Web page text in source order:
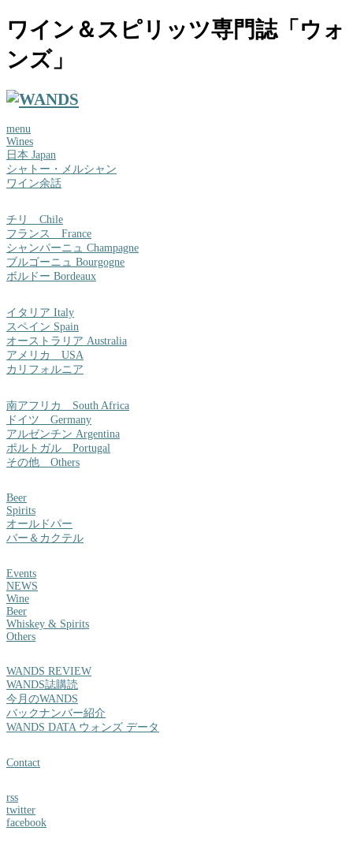
ワイン＆スピリッツ専門誌「ウォ
ンズ」
menu
Wines
日本 Japan
シャトー・メルシャン
ワイン余話
チリ Chile
フランス France
シャンパーニュ Champagne
ブルゴーニュ Bourgogne
ボルドー Bordeaux
イタリア Italy
スペイン Spain
オーストラリア Australia
アメリカ USA
カリフォルニア
南アフリカ South Africa
ドイツ Germany
アルゼンチン Argentina
ポルトガル Portugal
その他 Others
Beer
Spirits
オールドパー
バー＆カクテル
Events
NEWS
Wine
Beer
Whiskey & Spirits
Others
WANDS REVIEW
WANDS誌購読
今月のWANDS
バックナンバー紹介
WANDS DATA ウォンズ データ
Contact
rss
twitter
facebook